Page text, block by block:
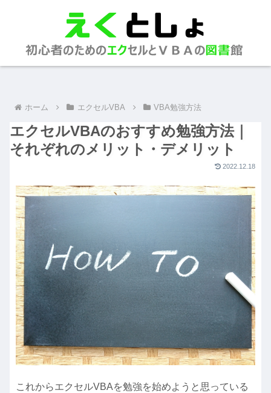
ホーム エクセルVBA VBA勉強方法
エクセルVBAのおすすめ勉強方法｜
それぞれのメリット・デメリット
2022.12.18
これからエクセルVBAを勉強を始めようと思っている